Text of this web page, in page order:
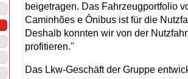
beigetragen. Das Fahrzeugportfolio
Caminhões e Ônibus ist für die
Deshalb konnten wir von der
profitieren."
Das Lkw-Geschäft der Gruppe